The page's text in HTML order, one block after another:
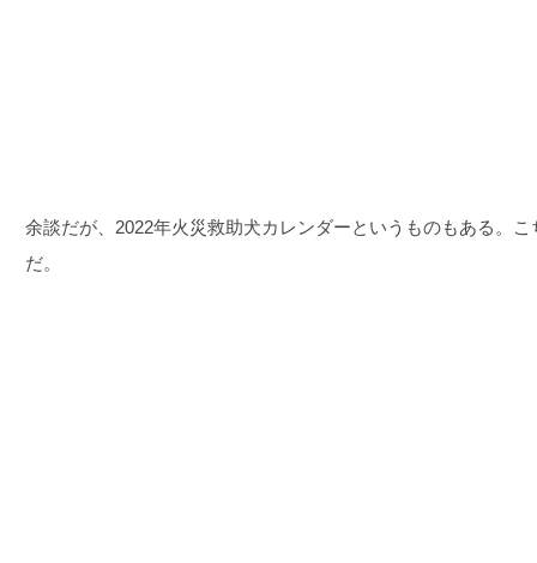
余談だが、2022年火災救助犬カレンダーというものもある。
だ。